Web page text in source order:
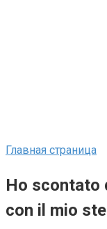
Главная страница
Ho scontato
con il mio